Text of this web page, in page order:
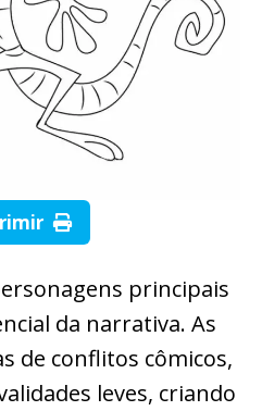
principais
da narrativa. As
de conflitos cômicos,
leves, criando